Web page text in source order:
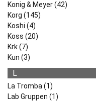
Konig & Meyer (42)
Korg (145)
Koshi (4)
Koss (20)
Krk (7)
Kun (3)
L
La Tromba (1)
Lab Gruppen (1)